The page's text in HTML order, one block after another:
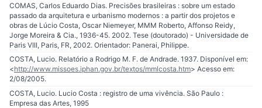
COMAS, Carlos Eduardo Dias. Precisões brasileiras : sobre um estado
passado da arquitetura e urbanismo modernos : a partir dos projetos e
obras de Lúcio Costa, Oscar Niemeyer, MMM Roberto, Affonso Reidy,
Jorge Moreira & Cia., 1936-45. 2002. Tese (doutorado) - Universidade de
Paris VIII, Paris, FR, 2002. Orientador: Panerai, Philippe.
COSTA, Lucio. Relatório a Rodrigo M. F. de Andrade. 1937. Disponível em:
<http://www.missoes.iphan.gov.br/textos/mmlcosta.htm> Acesso em:
2/08/2005.
COSTA, Lucio. Lucio Costa : registro de uma vivência. São Paulo :
Empresa das Artes, 1995